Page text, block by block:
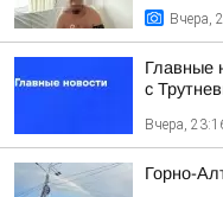
Вчера,
Главные
с
Вчера,
Горно-